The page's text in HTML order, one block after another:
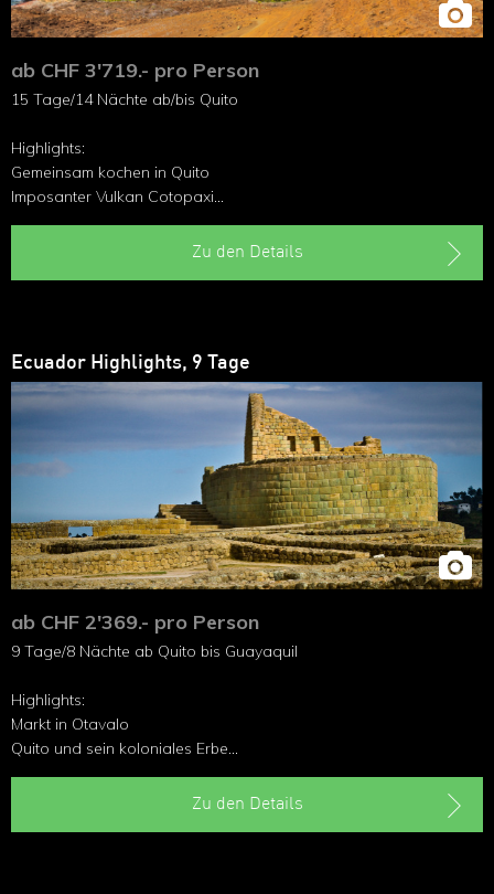
ab CHF 3'719.- pro Person
15 Tage/14 Nächte ab/bis Quito
Highlights:
Gemeinsam kochen in Quito
Imposanter Vulkan Cotopaxi
Abenteuer in Baños
Dschungelwelt AmazonasZu den Details
Ecuador Highlights, 9 Tage
ab CHF 2'369.- pro Person
9 Tage/8 Nächte ab Quito bis Guayaquil
Highlights:
Markt in Otavalo
Quito und sein koloniales Erbe
Nationalpark Cotopaxi
Zu den Details